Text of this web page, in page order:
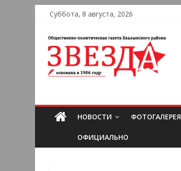
Суббота, 8 августа, 2026
НОВОСТИ ФОТОГАЛЕРЕЯ
ОФИЦИАЛЬНО